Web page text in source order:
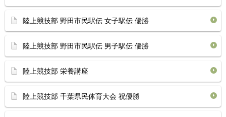
陸上競技部 野田市民駅伝 女子駅伝 優勝
陸上競技部 野田市民駅伝 男子駅伝 優勝
陸上競技部 栄養講座
陸上競技部 千葉県民体育大会 祝優勝